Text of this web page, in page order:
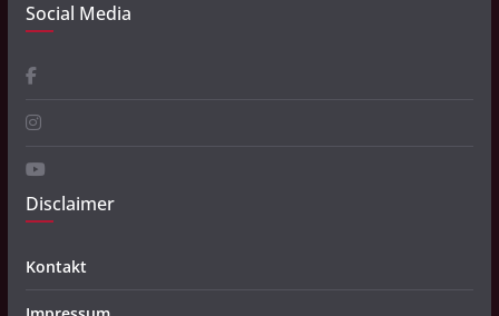
Social Media
Disclaimer
Kontakt